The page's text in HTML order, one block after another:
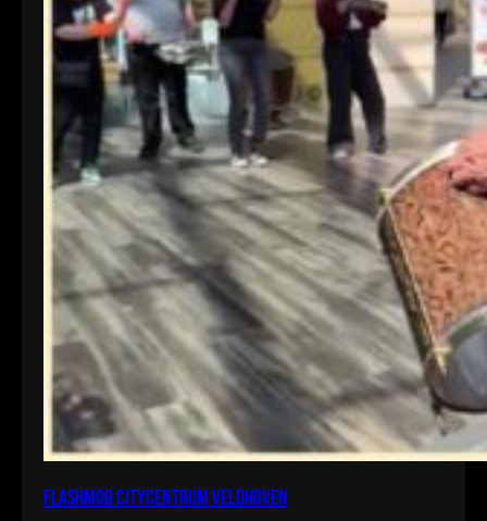
Flashmob citycentrum veldhoven